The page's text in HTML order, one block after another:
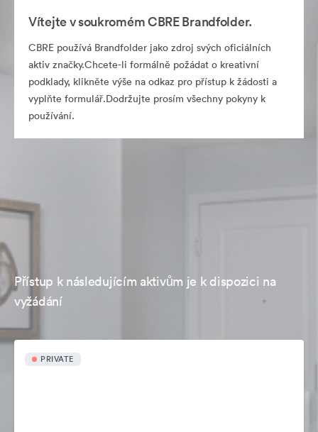
Vítejte v soukromém CBRE Brandfolder.
CBRE používá Brandfolder jako zdroj svých oficiálních
aktiv značky.Chcete-li formálně požádat o kreativní
podklady, klikněte výše na odkaz pro přístup k žádosti a
vyplňte formulář.Dodržujte prosím všechny pokyny k
používání.
Přístup k následujícím aktivům je k dispozici na
vyžádání
PRIVATE